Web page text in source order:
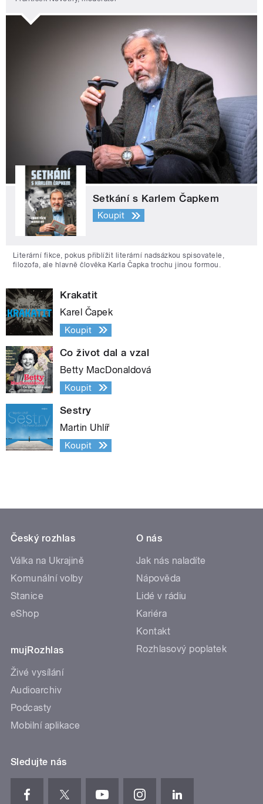
Setkání s Karlem Čapkem
Koupit
Literární fikce, pokus přiblížit literární nadsázkou spisovatele,
filozofa, ale hlavně člověka Karla Čapka trochu jinou formou.
Krakatit
Karel Čapek
Koupit
Co život dal a vzal
Betty MacDonaldová
Koupit
Sestry
Martin Uhlíř
Koupit
Český rozhlas
Válka na Ukrajině
Komunální volby
Stanice
eShop
mujRozhlas
Živé vysílání
Audioarchiv
Podcasty
Mobilní aplikace
O nás
Jak nás naladíte
Nápověda
Lidé v rádiu
Kariéra
Kontakt
Rozhlasový poplatek
Sledujte nás